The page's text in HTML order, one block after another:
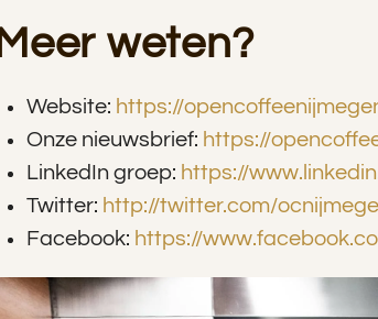
Meer weten?
Website: https://
Onze nieuwsbrief: https://
LinkedIn groep: https://
Twitter: http://twitter.com/
Facebook: https://